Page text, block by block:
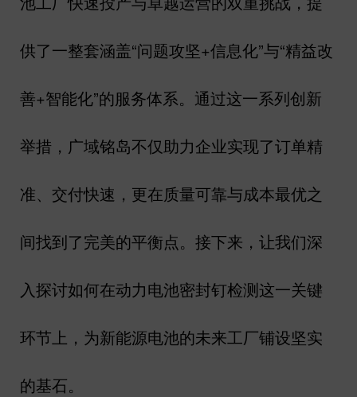
供了一整套涵盖“问题攻坚+信息化”与“精益改
善+智能化”的服务体系。通过这一系列创新
举措，广域铭岛不仅助力企业实现了订单精
准、交付快速，更在质量可靠与成本最优之
间找到了完美的平衡点。接下来，让我们深
入探讨如何在动力电池密封钉检测这一关键
环节上，为新能源电池的未来工厂铺设坚实
的基石。